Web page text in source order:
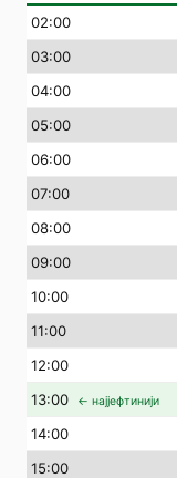
02:00
03:00
04:00
05:00
06:00
07:00
08:00
09:00
10:00
11:00
12:00
13:00 ← најјефтинији
14:00
15:00